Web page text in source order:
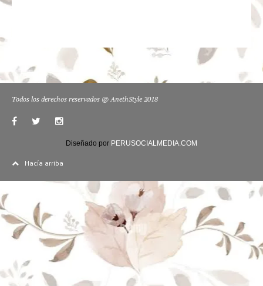
Todos los derechos reservados @ AnethStyle 2018
Diseñado por PERUSOCIALMEDIA.COM
Hacía arriba